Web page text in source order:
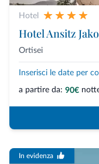
Hotel
Hotel Ansitz
Ortisei
Inserisci le date per
a partire da: 90€
In evidenza